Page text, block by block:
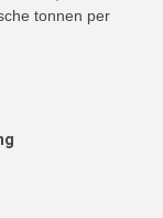
tonnen per